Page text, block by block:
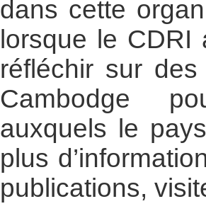
dans cette
lorsque le
réfléchir sur
Cambodge
auxquels le
plus
publications,